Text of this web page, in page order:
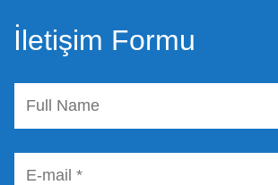
İletişim Formu